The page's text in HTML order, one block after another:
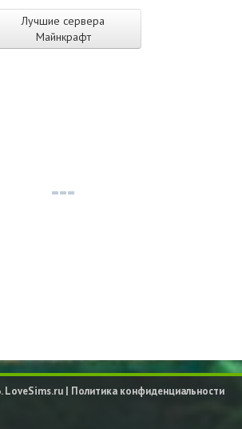
Лучшие сервера
Майнкрафт
LoveSims.ru | Политика конфиденциальности